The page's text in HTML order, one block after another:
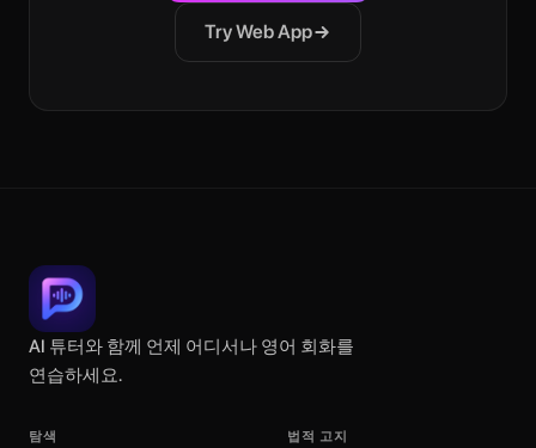
Try Web App
AI 튜터와 함께 언제 어디서나 영어 회화를
연습하세요.
탐색 법적 고지